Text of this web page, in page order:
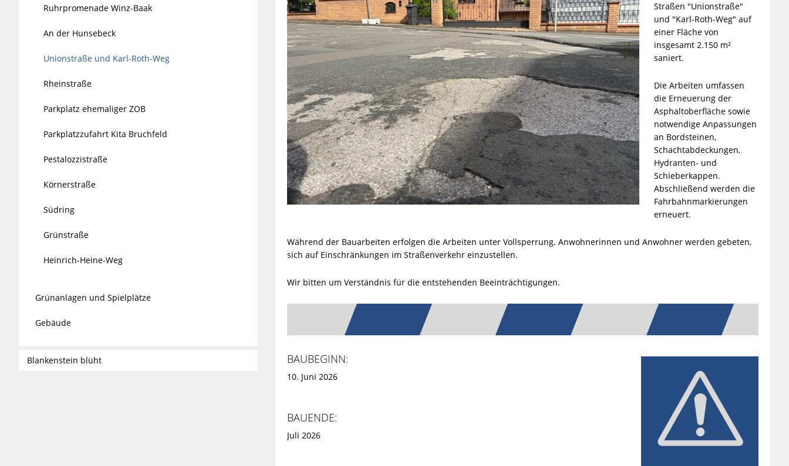
Straßen "Unionstraße"
und "Karl-Roth-Weg" auf
einer Fläche von
insgesamt 2.150 m²
saniert.
Die Arbeiten umfassen
die Erneuerung der
Asphaltoberfläche sowie
notwendige Anpassungen
an Bordsteinen,
Schachtabdeckungen,
Hydranten- und
Schieberkappen.
Abschließend werden die
Fahrbahnmarkierungen
erneuert.
Während der Bauarbeiten erfolgen die Arbeiten unter Vollsperrung. Anwohnerinnen und Anwohner werden gebeten,
sich auf Einschränkungen im Straßenverkehr einzustellen.
Wir bitten um Verständnis für die entstehenden Beeinträchtigungen.
BAUBEGINN:
10. Juni 2026
BAUENDE:
Juli 2026
Ruhrpromenade Winz-Baak
An der Hunsebeck
Unionstraße und Karl-Roth-Weg
Rheinstraße
Parkplatz ehemaliger ZOB
Parkplatzzufahrt Kita Bruchfeld
Pestalozzistraße
Körnerstraße
Südring
Grünstraße
Heinrich-Heine-Weg
Grünanlagen und Spielplätze
Gebäude
Blankenstein blüht